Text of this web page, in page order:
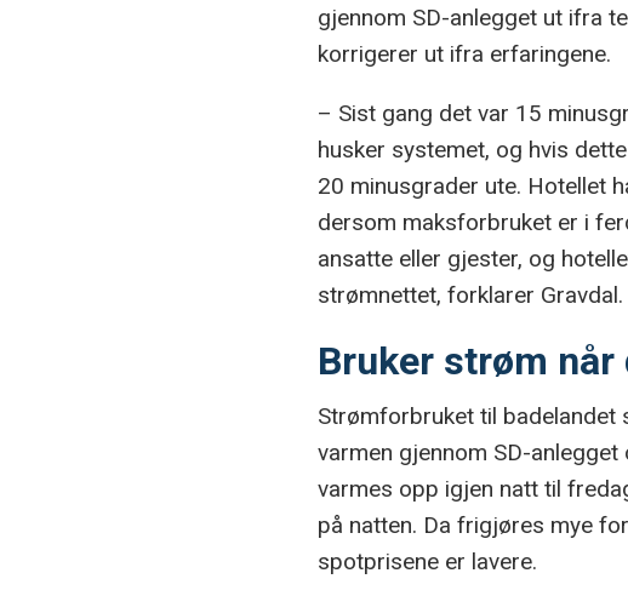
gjennom SD-anlegget ut ifra
korrigerer ut ifra erfaringene.
– Sist gang det var 15
husker systemet, og hvis
20 minusgrader ute. Hotellet
dersom maksforbruket er i
ansatte eller gjester, og
strømnettet, forklarer Gravdal.
Bruker strøm
Strømforbruket til badelandet
varmen gjennom SD-
varmes opp igjen natt til
på natten. Da frigjøres mye
spotprisene er lavere.